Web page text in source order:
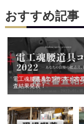
おすすめ記事
電工魂腰道具コンテスト
査結果発表！